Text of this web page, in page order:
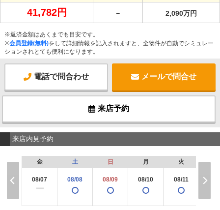
41,782円 － 2,090万円
※返済金額はあくまでも目安です。
※会員登録(無料)をして詳細情報を記入されますと、全物件が自動でシミュレー
ションされとても便利になります。
電話で問合わせ メールで問合せ
来店予約
来店内見予約
金
08/07
ー
土
08/08
日
08/09
月
08/10
火
08/11